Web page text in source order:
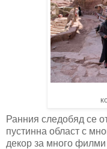
Ранния следобяд се
пустинна област с
декор за много